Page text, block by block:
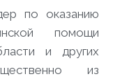
по оказанию
помощи
и других
из